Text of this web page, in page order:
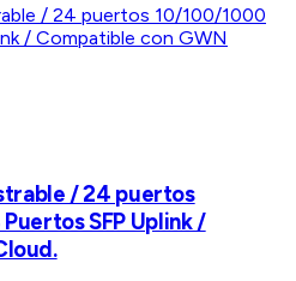
/ 24 puertos
SFP Uplink /